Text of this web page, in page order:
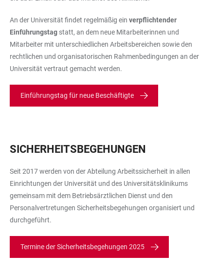
An der Universität findet regelmäßig ein verpflichtender
Einführungstag statt, an dem neue Mitarbeiterinnen und
Mitarbeiter mit unterschiedli­chen Arbeitsbereichen sowie den
rechtlichen und organisatorischen Rahmenbedingungen an der
Uni­versität vertraut gemacht werden.
Einführungstag für neue Beschäftigte
SICHERHEITSBEGEHUNGEN
Seit 2017 werden von der Abteilung Arbeitssicherheit in allen
Einrichtungen der Universität und des Universitätsklinikums
gemeinsam mit dem Betriebsärztlichen Dienst und den
Personalvertretungen Sicherheitsbegehungen organisiert und
durchgeführt.
Termine der Sicherheitsbegehungen 2025